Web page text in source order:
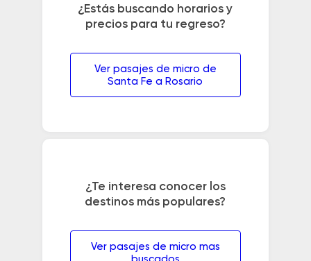
¿Estás buscando horarios y
precios para tu regreso?
Ver pasajes de micro de
Santa Fe a Rosario
¿Te interesa conocer los
destinos más populares?
Ver pasajes de micro mas